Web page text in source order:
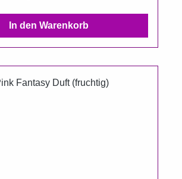
In den Warenkorb